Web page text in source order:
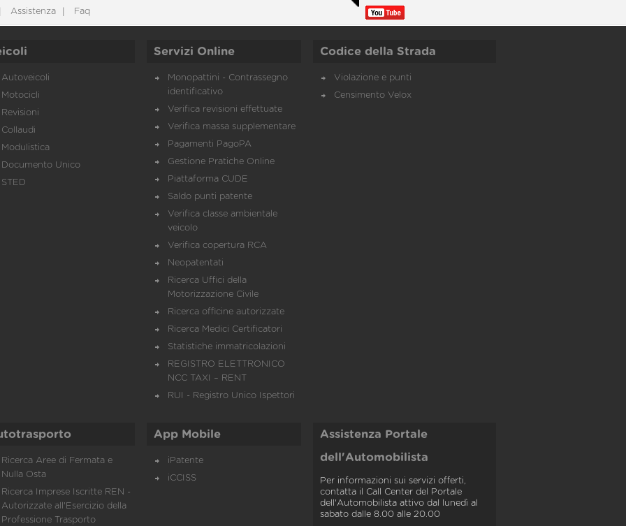
Assistenza Faq
Autoveicoli
Motocicli
Revisioni
Collaudi
Modulistica
Documento Unico
STED
Servizi Online
Monopattini - Contrassegno
identificativo
Verifica revisioni effettuate
Verifica massa supplementare
Pagamenti PagoPA
Gestione Pratiche Online
Piattaforma CUDE
Saldo punti patente
Verifica classe ambientale
veicolo
Verifica copertura RCA
Neopatentati
Ricerca Uffici della
Motorizzazione Civile
Ricerca officine autorizzate
Ricerca Medici Certificatori
Statistiche immatricolazioni
REGISTRO ELETTRONICO
NCC TAXI – RENT
RUI - Registro Unico Ispettori
Codice della Strada
Violazione e punti
Censimento Velox
Ricerca Aree di Fermata e
Nulla Osta
Ricerca Imprese Iscritte REN -
Autorizzate all'Esercizio della
Professione Trasporto
App Mobile
iPatente
iCCISS
Assistenza Portale
dell'Automobilista
Per informazioni sui servizi offerti,
contatta il Call Center del Portale
dell'Automobilista attivo dal lunedì al
sabato dalle 8.00 alle 20.00